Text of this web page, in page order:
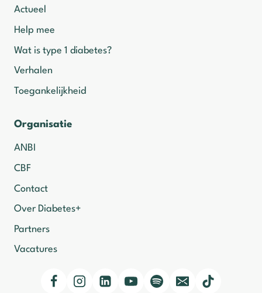
Actueel
Help mee
Wat is type 1 diabetes?
Verhalen
Toegankelijkheid
Organisatie
ANBI
CBF
Contact
Over Diabetes+
Partners
Vacatures